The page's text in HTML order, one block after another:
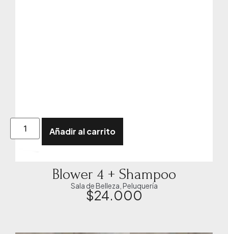
Añadir al carrito
Blower 4 + Shampoo
Sala de Belleza Peluquería
$24.000